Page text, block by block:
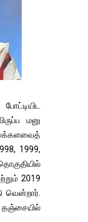
மனு
1999,
2019
வென்றார்.